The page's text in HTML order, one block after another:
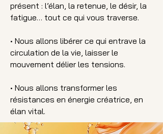
présent : l’élan, la retenue, le désir, la
fatigue… tout ce qui vous traverse.
• Nous allons libérer ce qui entrave la
circulation de la vie, laisser le
mouvement délier les tensions.
• Nous allons transformer les
résistances en énergie créatrice, en
élan vital.